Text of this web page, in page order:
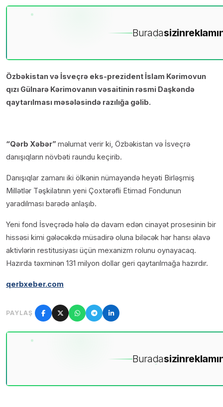
Buradasizin
Özbəkistan və İsveçrə eks-prezident İslam Kərimovun
qızı Gülnarə Kərimovanın vəsaitinin rəsmi Daşkəndə
qaytarılması məsələsində razılığa gəlib.
“Qərb Xəbər” məlumat verir ki, Özbəkistan və İsveçrə
danışıqların növbəti raundu keçirib.
Danışıqlar zamanı iki ölkənin nümayəndə heyəti Birləşmiş
Millətlər Təşkilatının yeni Çoxtərəfli Etimad Fondunun
yaradılması barədə anlaşıb.
Yeni fond İsveçrədə hələ də davam edən cinayət prosesinin bir
hissəsi kimi gələcəkdə müsadirə oluna biləcək hər hansı əlavə
aktivlərin restitusiyası üçün mexanizm rolunu oynayacaq.
Hazırda təxminən 131 milyon dollar geri qaytarılmağa hazırdır.
qerbxeber.com
PAYLAŞ
Buradasizin